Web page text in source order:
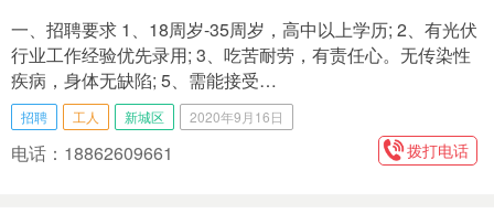
一、招聘要求 1、18周岁-35周岁，高中以上学历; 2、有光伏
行业工作经验优先录用; 3、吃苦耐劳，有责任心。无传染性
疾病，身体无缺陷; 5、需能接受…
招聘 工人 新城区 2020年9月16日
电话：18862609661 拨打电话